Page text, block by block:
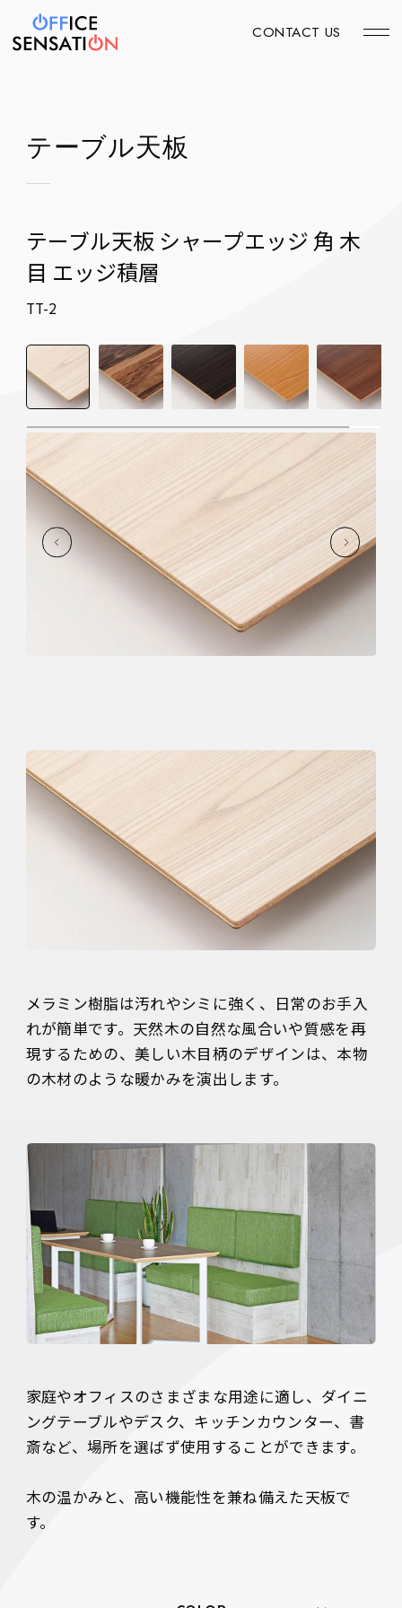
CONTACT US
テーブル天板
テーブル天板 シャープエッジ 角 木
目 エッジ積層
TT-2
メラミン樹脂は汚れやシミに強く、日常のお手入
れが簡単です。天然木の自然な風合いや質感を再
現するための、美しい木目柄のデザインは、本物
の木材のような暖かみを演出します。
家庭やオフィスのさまざまな用途に適し、ダイニ
ングテーブルやデスク、キッチンカウンター、書
斎など、場所を選ばず使用することができます。
木の温かみと、高い機能性を兼ね備えた天板で
す。